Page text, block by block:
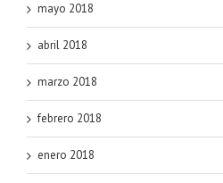
mayo 2018
abril 2018
marzo 2018
febrero 2018
enero 2018